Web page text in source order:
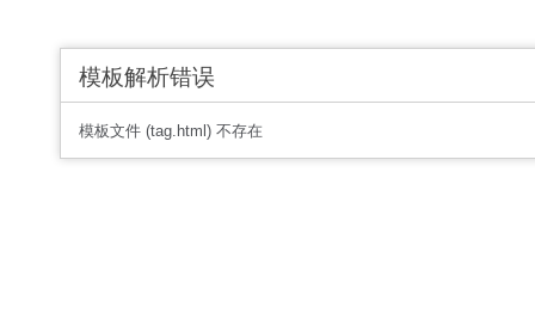
模板解析错误
模板文件 (tag.html) 不存在